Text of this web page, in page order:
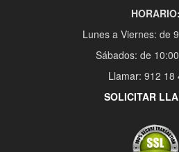
HORARIO:
Lunes a Viernes: de
Sábados: de
Llamar: 912 18
SOLICITAR